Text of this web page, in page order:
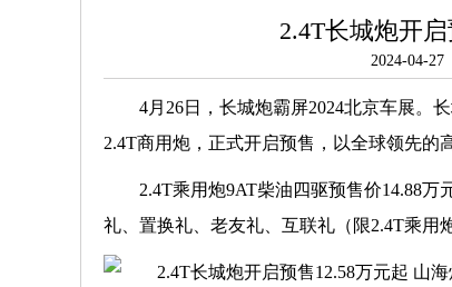
2.4T长城炮开
2024-04-
4月26日，长城炮霸屏2024北京车展
2.4T商用炮，正式开启预售，以全球领先的
2.4T乘用炮9AT柴油四驱预售价14.88万
礼、置换礼、老友礼、互联礼（限2.4T乘用